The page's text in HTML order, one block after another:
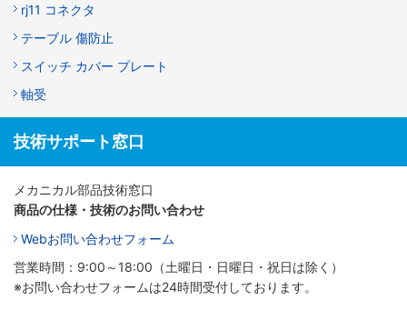
rj11 コネクタ
テーブル 傷防止
スイッチ カバー プレート
軸受
技術サポート窓口
メカニカル部品技術窓口
商品の仕様・技術のお問い合わせ
Webお問い合わせフォーム
営業時間：9:00～18:00（土曜日・日曜日・祝日は除く）
※お問い合わせフォームは24時間受付しております。